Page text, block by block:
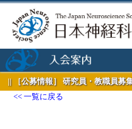
［公募情報］ 研究員・教職員募
一覧に戻る